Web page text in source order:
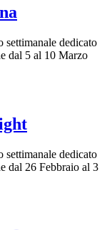
settimanale dedicato
dal 5 al 10 Marzo
settimanale dedicato
dal 26 Febbraio al 3